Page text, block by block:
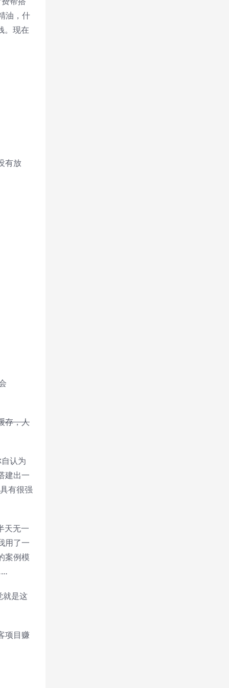
油，什
。现在
有放
存，人
认为
建出一
有很强
天无一
用了一
案例模
就是这
项目赚